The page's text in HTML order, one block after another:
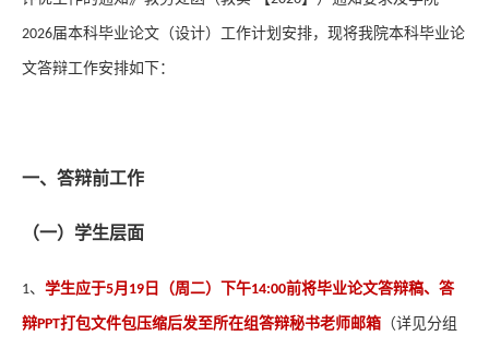
2026届本科毕业论文（设计）工作计划安排，现将我院本科毕业论
文答辩工作安排如下：
一、答辩前工作
（一）学生层面
1、 学生应于5月 19 日（周二）下午14:00前将毕业论文答辩稿、答
辩PPT打包文件包压缩后发至所在组答辩秘书老师邮箱 （详见分组